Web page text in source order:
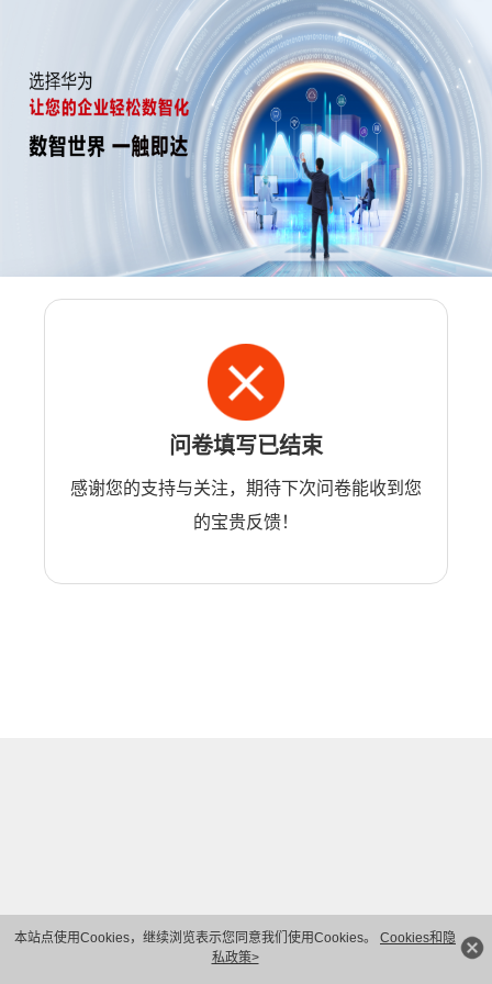
本站点使用Cookies，继续浏览表示您同意我们使用Cookies。 Cookies和隐
私政策>
问卷填写已结束
感谢您的支持与关注，期待下次问卷能收到您
的宝贵反馈！